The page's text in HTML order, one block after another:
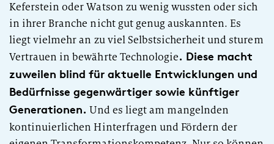
Keferstein oder Watson zu wenig wussten oder sich
in ihrer Branche nicht gut genug auskannten. Es
liegt vielmehr an zu viel Selbstsicherheit und sturem
Vertrauen in bewährte Technologie. Diese macht
zuweilen blind für aktuelle Entwicklungen und
Bedürfnisse gegenwärtiger sowie künftiger
Generationen. Und es liegt am mangelnden
kontinuierlichen Hinterfragen und Fördern der